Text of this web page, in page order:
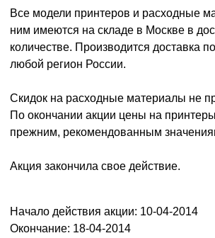
Все модели принтеров и расходные
ним имеются на складе в Москве в
количестве. Производится доставка
любой регион России.
Скидок на расходные материалы не
По окончании акции цены на
прежним, рекомендованным
Акция закончила свое действие.
Начало действия акции: 10-04-2014
Окончание: 18-04-2014